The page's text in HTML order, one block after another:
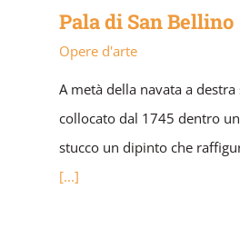
Pala di San Bellino
Opere d'arte
A metà della navata a destra
collocato dal 1745 dentro
stucco un dipinto che
[...]